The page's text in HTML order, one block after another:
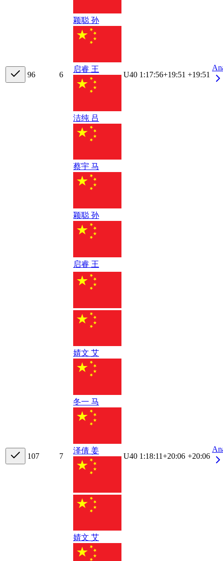
96 6
颖聪 孙
启睿 王
洁纯 吕
蔡宇 马
颖聪 孙
启睿 王
U40 1:17:56+19:51 +19:51
107 7
婧文 艾
冬一 马
泽倩 姜
婧文 艾
U40 1:18:11+20:06 +20:06